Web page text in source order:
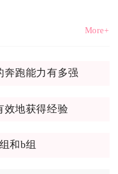
More+
奔跑能力有多强
效地获得经验
和b组